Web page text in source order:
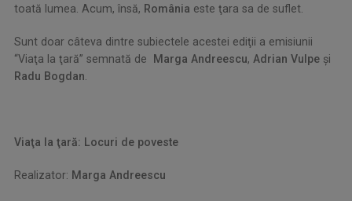
toată lumea. Acum, însă, România este ţara sa de suflet.
Sunt doar câteva dintre subiectele acestei ediţii a emisiunii
“Viaţa la ţară” semnată de
Marga Andreescu, Adrian Vulpe şi
Radu Bogdan
Viaţa la ţară: Locuri de poveste
Realizator: Marga Andreescu